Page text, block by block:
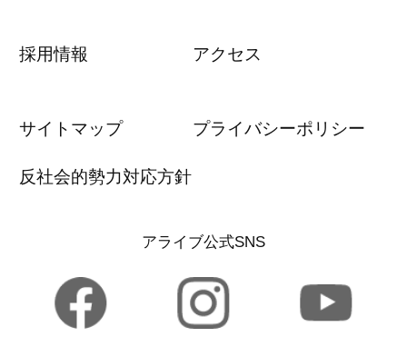
採用情報 アクセス
サイトマップ プライバシーポリシー
反社会的勢力対応方針
アライブ公式SNS